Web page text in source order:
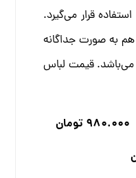
استفاده قرار می‌گیرد.
به صورت جداگانه
فروش می‌باشد. قیمت لباس